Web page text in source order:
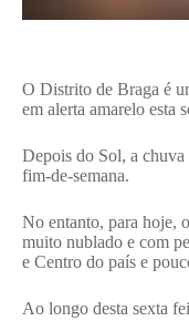
O Distrito de Braga é
em alerta amarelo esta
Depois do Sol, a chuva
fim-de-semana.
No entanto, para hoje,
muito nublado e com
e Centro do país e
Ao longo desta sexta